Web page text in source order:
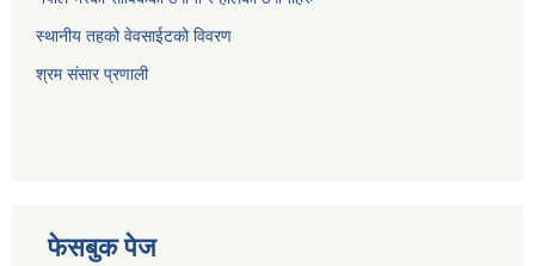
स्थानीय तहको वेवसाईटको विवरण
श्रम संसार प्रणाली
फेसबुक पेज